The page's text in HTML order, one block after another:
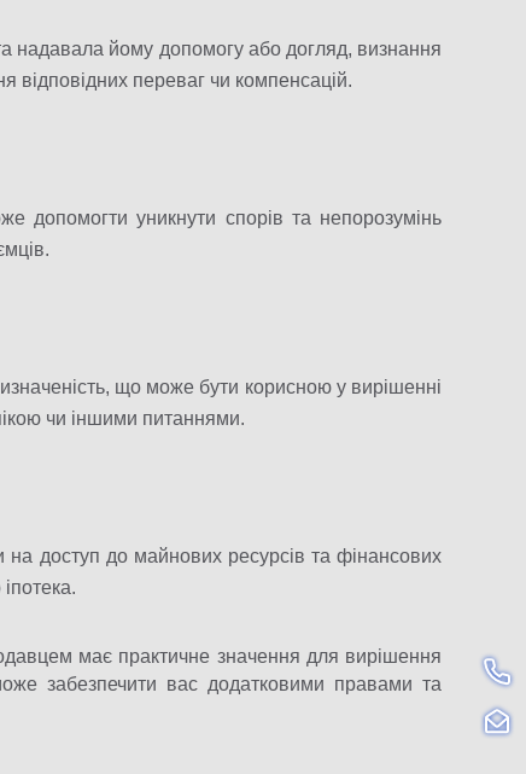
надавала йому допомогу або догляд, визнання
відповідних переваг чи компенсацій.
допомогти уникнути спорів та непорозумінь
що може бути корисною у вирішенні
чи іншими питаннями.
доступ до майнових ресурсів та фінансових
має практичне значення для вирішення
забезпечити вас додатковими правами та